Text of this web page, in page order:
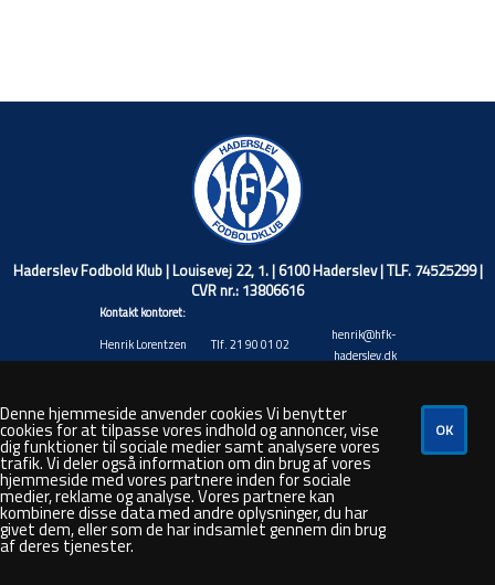
Haderslev Fodbold Klub | Louisevej 22, 1. | 6100 Haderslev | TLF. 74525299 |
CVR nr.: 13806616
Kontakt kontoret:
Henrik Lorentzen
Tlf. 21 90 01 02
henrik@hfk-
haderslev.dk
Jacob Valentin
Andresen
Tlf. 20 88 92 20
jacob@hfk-
haderslev.dk
Rasmus André
Hansen
Tlf. 48 80 50 26
rasmus@hfk-
haderslev.dk
Steven Bork
Tlf. 66 44 35 87
steven@hfk-
haderslev.dk
Denne hjemmeside anvender cookies Vi benytter
cookies for at tilpasse vores indhold og annoncer, vise
dig funktioner til sociale medier samt analysere vores
trafik. Vi deler også information om din brug af vores
hjemmeside med vores partnere inden for sociale
medier, reklame og analyse. Vores partnere kan
kombinere disse data med andre oplysninger, du har
givet dem, eller som de har indsamlet gennem din brug
af deres tjenester.